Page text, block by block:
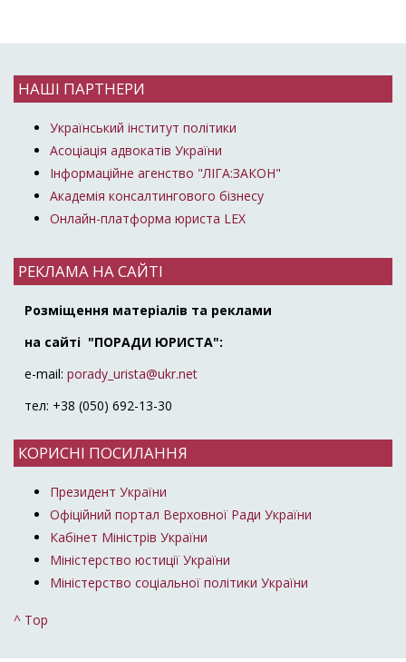
НАШІ ПАРТНЕРИ
Український інститут політики
Асоціація адвокатів України
Інформаційне агенство "ЛІГА:ЗАКОН"
Академія консалтингового бізнесу
Онлайн-платформа юриста LEX
РЕКЛАМА НА САЙТІ
Розміщення матеріалів та реклами
на сайті "ПОРАДИ ЮРИСТА":
e-mail: porady_urista@ukr.net
тел: +38 (050) 692-13-30
КОРИСНІ ПОСИЛАННЯ
Президент України
Офіційний портал Верховної Ради України
Кабінет Міністрів України
Міністерство юстиції України
Міністерство соціальної політики України
^ Top